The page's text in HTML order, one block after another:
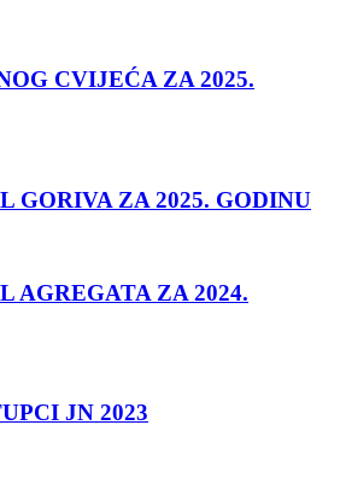
CVIJEĆA ZA 2025.
GORIVA ZA 2025. GODINU
AGREGATA ZA 2024.
JN 2023